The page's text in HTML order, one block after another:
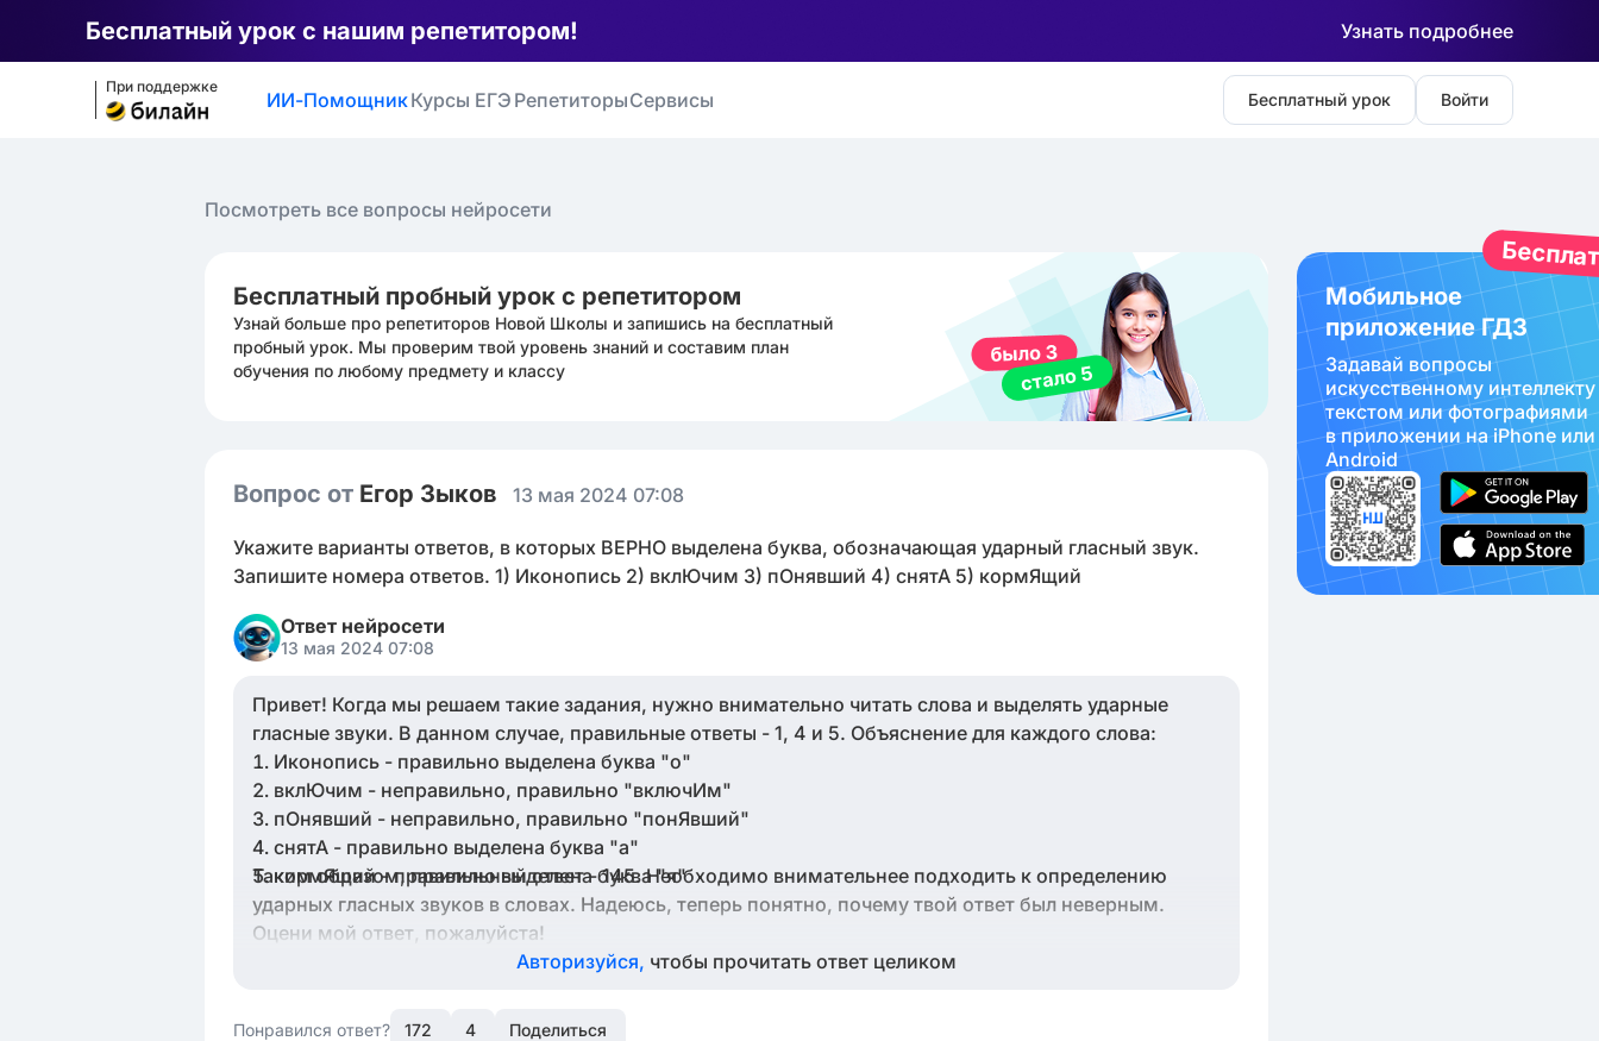
Бесплатный урок с нашим репетитором! Узнать подробнее
При поддержке
ИИ-ПомощникКурсы ЕГЭ РепетиторыСервисы Бесплатный урок Войти
Посмотреть все вопросы нейросети
Бесплатный пробный урок с репетитором
Узнай больше про репетиторов Новой Школы и запишись на бесплатный
пробный урок. Мы проверим твой уровень знаний и составим план
обучения по любому предмету и классу
Вопрос от Егор Зыков 13 мая 2024 07:08
Укажите варианты ответов, в которых ВЕРНО выделена буква, обозначающая ударный гласный звук.
Запишите номера ответов. 1) Иконопись 2) вклЮчим 3) пОнявший 4) снятА 5) кормЯщий
Ответ нейросети
13 мая 2024 07:08
Привет! Когда мы решаем такие задания, нужно внимательно читать слова и выделять ударные
гласные звуки. В данном случае, правильные ответы - 1, 4 и 5. Объяснение для каждого слова:
Иконопись - правильно выделена буква "о"
вклЮчим - неправильно, правильно "включИм"
пОнявший - неправильно, правильно "понЯвший"
снятА - правильно выделена буква "а"
кормЯщий - правильно выделена буква "я"
Таким образом, правильный ответ - 145. Необходимо внимательнее подходить к определению
ударных гласных звуков в словах. Надеюсь, теперь понятно, почему твой ответ был неверным.
Оцени мой ответ, пожалуйста!
Авторизуйся, чтобы прочитать ответ целиком
Понравился ответ? 172 4 Поделиться
Мобильное
приложение ГДЗ
Задавай вопросы
искуcственному интеллекту
текстом или фотографиями
в приложении на iPhone или
Android